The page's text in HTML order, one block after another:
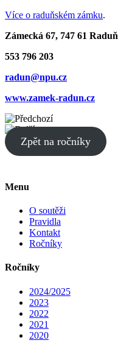
Více o raduňském zámku.
Zámecká 67, 747 61 Raduň
553 796 203
radun@npu.cz
www.zamek-radun.cz
Zpět na ročníky
Menu
O soutěži
Pravidla
Kontakt
Ročníky
Ročníky
2024/2025
2023
2022
2021
2020